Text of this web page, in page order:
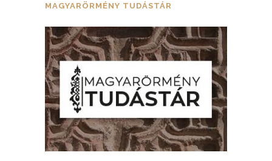
MAGYARÖRMÉNY TUDÁSTÁR